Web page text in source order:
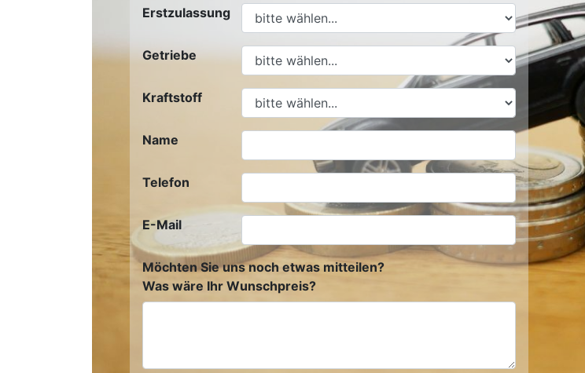
Erstzulassung
Getriebe
Kraftstoff
Name
Telefon
E-Mail
Möchten Sie uns noch etwas mitteilen?
Was wäre Ihr Wunschpreis?